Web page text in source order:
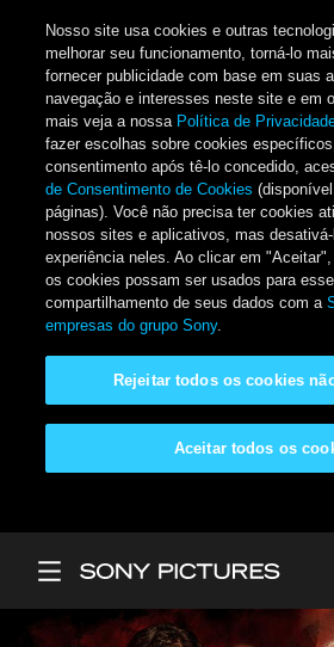
Nosso site usa cookies e outras
melhorar seu funcionamento, torná-lo
fornecer publicidade com base em suas
navegação e interesses neste site e em
mais veja a nossa Política de
fazer escolhas sobre cookies
consentimento após tê-lo concedido,
de Consentimento de Cookies
páginas). Você não precisa ter cookies
nossos sites e aplicativos, mas
experiência neles. Ao clicar em
os cookies possam ser usados para
compartilhamento de seus dados com a
empresas do grupo Sony.
Rejeitar todos os cookies
Aceitar todos os